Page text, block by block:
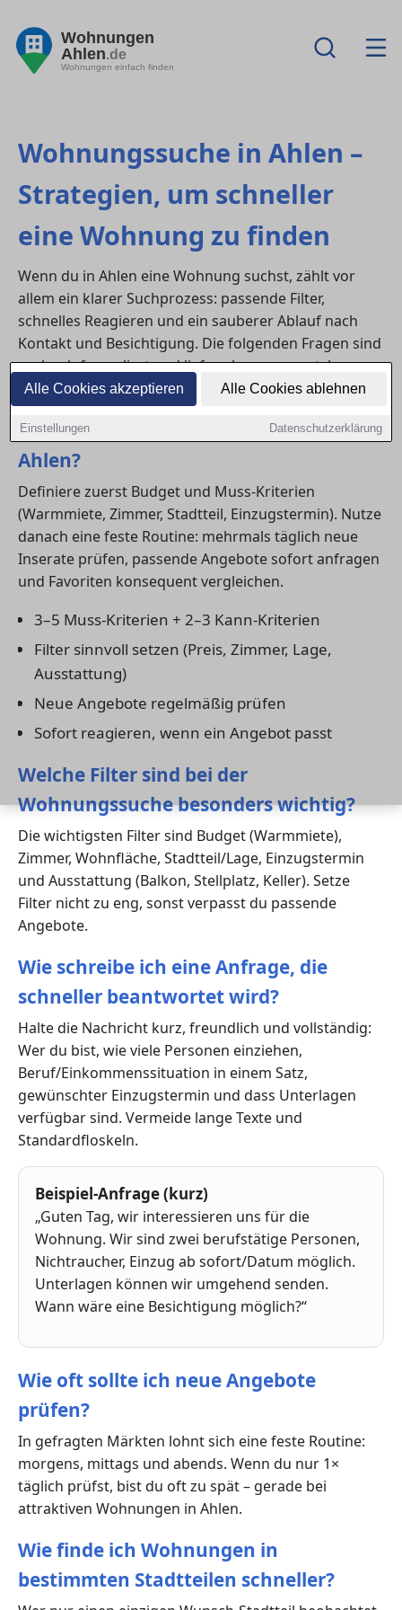
Alle Cookies akzeptieren Alle Cookies ablehnen
Einstellungen Datenschutzerklärung
Wohnungen
Ahlen.de
Wohnungen einfach finden
Wohnungssuche in Ahlen –
Strategien, um schneller
eine Wohnung zu finden
Wenn du in Ahlen eine Wohnung suchst, zählt vor
allem ein klarer Suchprozess: passende Filter,
schnelles Reagieren und ein sauberer Ablauf nach
Kontakt und Besichtigung. Die folgenden Fragen sind
suchnah formuliert und liefern kurze, umsetzbare
Antworten.
Wie finde ich schnell eine Wohnung in
Ahlen?
Definiere zuerst Budget und Muss-Kriterien
(Warmmiete, Zimmer, Stadtteil, Einzugstermin). Nutze
danach eine feste Routine: mehrmals täglich neue
Inserate prüfen, passende Angebote sofort anfragen
und Favoriten konsequent vergleichen.
3–5 Muss-Kriterien + 2–3 Kann-Kriterien
Filter sinnvoll setzen (Preis, Zimmer, Lage,
Ausstattung)
Neue Angebote regelmäßig prüfen
Sofort reagieren, wenn ein Angebot passt
Welche Filter sind bei der
Wohnungssuche besonders wichtig?
Die wichtigsten Filter sind Budget (Warmmiete),
Zimmer, Wohnfläche, Stadtteil/Lage, Einzugstermin
und Ausstattung (Balkon, Stellplatz, Keller). Setze
Filter nicht zu eng, sonst verpasst du passende
Angebote.
Wie schreibe ich eine Anfrage, die
schneller beantwortet wird?
Halte die Nachricht kurz, freundlich und vollständig:
Wer du bist, wie viele Personen einziehen,
Beruf/Einkommenssituation in einem Satz,
gewünschter Einzugstermin und dass Unterlagen
verfügbar sind. Vermeide lange Texte und
Standardfloskeln.
Beispiel-Anfrage (kurz)
„Guten Tag, wir interessieren uns für die
Wohnung. Wir sind zwei berufstätige Personen,
Nichtraucher, Einzug ab sofort/Datum möglich.
Unterlagen können wir umgehend senden.
Wann wäre eine Besichtigung möglich?“
Wie oft sollte ich neue Angebote
prüfen?
In gefragten Märkten lohnt sich eine feste Routine:
morgens, mittags und abends. Wenn du nur 1×
täglich prüfst, bist du oft zu spät – gerade bei
attraktiven Wohnungen in Ahlen.
Wie finde ich Wohnungen in
bestimmten Stadtteilen schneller?